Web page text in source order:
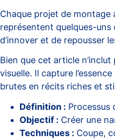
Chaque projet de montage
représentent quelques-
d’innover et de repousser
Bien que cet article
visuelle. Il capture
brutes en récits riches et
Définition : Processus
Objectif : Créer une
Techniques : Coupe,